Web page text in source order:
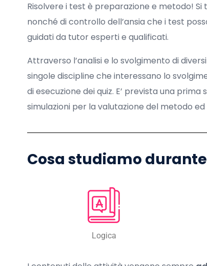
Risolvere i test è preparazione e metodo!
nonché di controllo dell’ansia che i test
guidati da tutor esperti e qualificati.
Attraverso l’analisi e lo svolgimento di
singole discipline che interessano lo
di esecuzione dei quiz. E’ prevista una
simulazioni per la valutazione del metodo
Cosa studiamo
Logica